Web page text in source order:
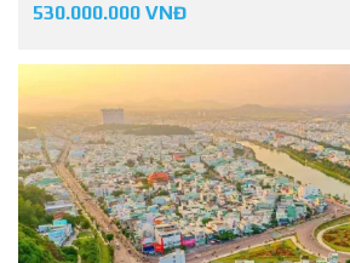
530.000.000 VNĐ